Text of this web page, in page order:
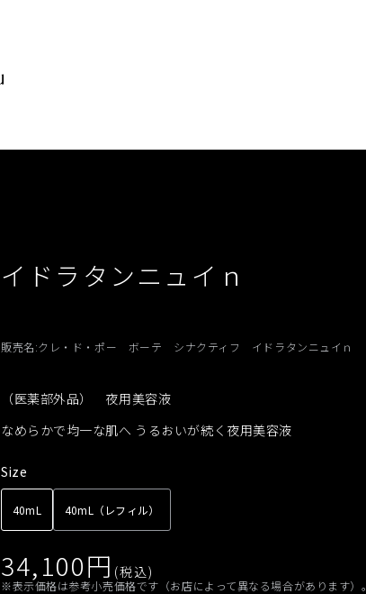
イドラタンニュイｎ
販売名:クレ・ド・ポー ボーテ シナクティフ イドラタンニュイｎ
（医薬部外品） 夜用美容液
なめらかで均一な肌へ うるおいが続く夜用美容液
Size
40mL 40mL（レフィル）
34,100円 (税込)
表示価格は参考小売価格です（お店によって異なる場合があります）。